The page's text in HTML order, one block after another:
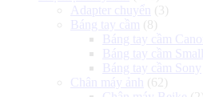
Adapter chuyển
(3)
Báng tay cầm (8)
Báng tay cầm Canon
Báng tay cầm
Báng tay cầm Sony
Chân máy ảnh
(62)